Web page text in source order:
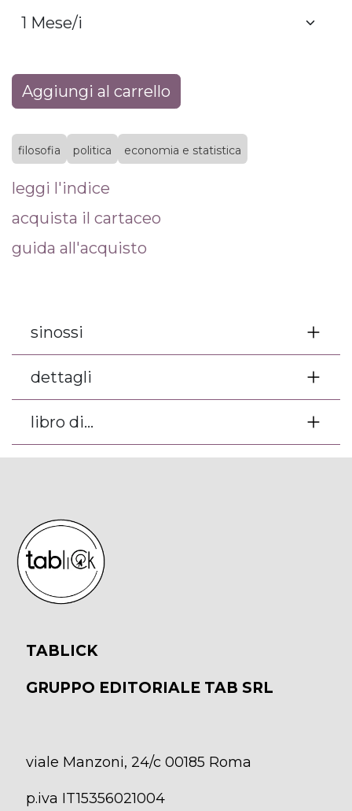
Aggiungi al carrello
filosofia politica economia e statistica
leggi l'indice
acquista il cartaceo
guida all'acquisto
sinossi
dettagli
libro di...
TABLICK
GRUPPO EDITORIALE TAB SRL
viale Manzoni, 24/c 00185 Roma
p.iva IT15356021004